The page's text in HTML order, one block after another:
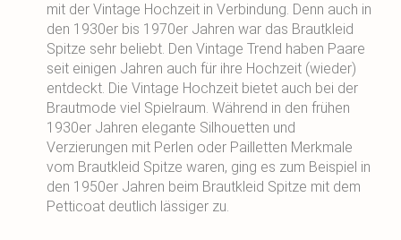
mit der Vintage Hochzeit in Verbindung. Denn auch in
den 1930er bis 1970er Jahren war das Brautkleid
Spitze sehr beliebt. Den Vintage Trend haben Paare
seit einigen Jahren auch für ihre Hochzeit (wieder)
entdeckt. Die Vintage Hochzeit bietet auch bei der
Brautmode viel Spielraum. Während in den frühen
1930er Jahren elegante Silhouetten und
Verzierungen mit Perlen oder Pailletten Merkmale
vom Brautkleid Spitze waren, ging es zum Beispiel in
den 1950er Jahren beim Brautkleid Spitze mit dem
Petticoat deutlich lässiger zu.